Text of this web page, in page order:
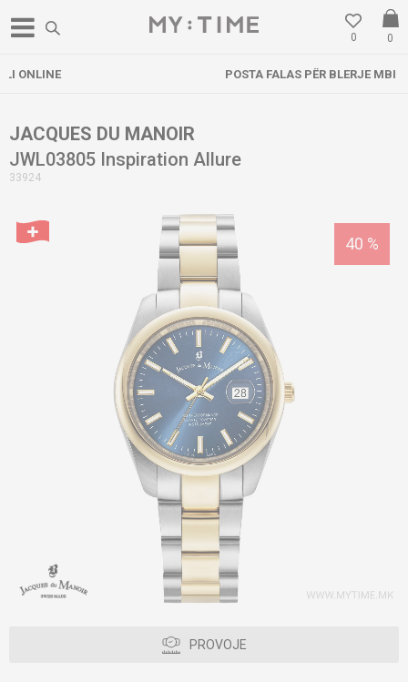
0
0
POSTA FALAS PËR BLERJE MBI 3000 DENARË
JACQUES DU MANOIR
JWL03805 Inspiration Allure
33924
40 %
PROVOJE